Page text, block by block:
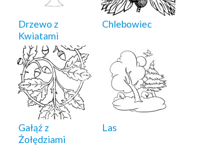
Drzewo z
Kwiatami
Chlebowiec
Gałąź z
Żołędziami
Las